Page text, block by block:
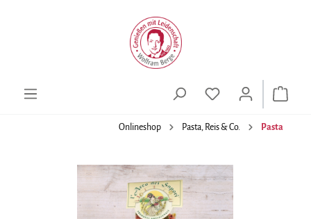
Onlineshop Pasta, Reis & Co. Pasta
Bildergalerie überspringen